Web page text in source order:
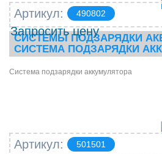
Артикул: 490802
Запросить цену
СИСТЕМЫ ПОДЗАРЯДКИ
СИСТЕМА ПОДЗАРЯДКИ
Система подзарядки аккумулятора
Артикул: 501501